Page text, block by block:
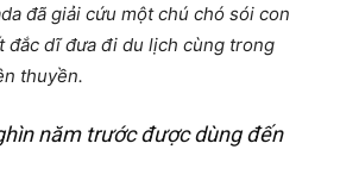
đã giải cứu một chú chó sói con
đắc dĩ đưa đi du lịch cùng trong
thuyền.
năm trước được dùng đến